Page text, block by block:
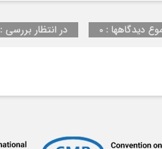
دیدگاهها : 0 در انتظار بررسی : 0